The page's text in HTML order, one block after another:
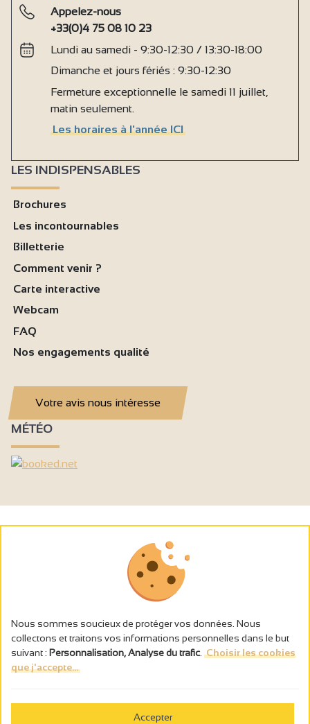
Appelez-nous
+33(0)4 75 08 10 23
Lundi au samedi - 9:30-12:30 / 13:30-18:00
Dimanche et jours fériés : 9:30-12:30
Fermeture exceptionnelle le samedi 11 juillet,
matin seulement.
Les horaires à l'année ICI
LES INDISPENSABLES
Brochures
Les incontournables
Billetterie
Comment venir ?
Carte interactive
Webcam
FAQ
Nos engagements qualité
Votre avis nous intéresse
MÉTÉO
L’abus d’alcool est dangereux pour la santé, à consommer avec
Nous sommes soucieux de protéger vos données. Nous
collectons et traitons vos informations personnelles dans le but
suivant : Personnalisation, Analyse du trafic Choisir les cookies
que j'accepte...
Accepter